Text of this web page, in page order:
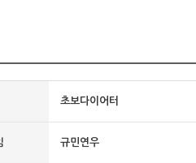
초보다이어터
규민연우